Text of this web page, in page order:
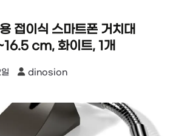
접이식 스마트폰 거치대
cm, 화이트, 1개
dinosion